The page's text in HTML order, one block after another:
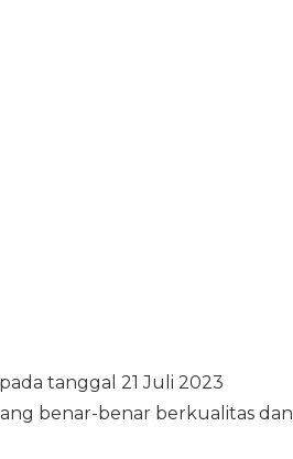
tanggal 21 Juli 2023
benar-benar berkualitas dan